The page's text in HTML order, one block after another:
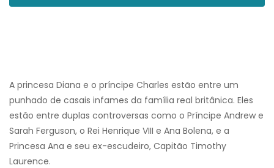
A princesa Diana e o príncipe Charles estão entre um
punhado de casais infames da família real britânica. Eles
estão entre duplas controversas como o Príncipe Andrew e
Sarah Ferguson, o Rei Henrique VIII e Ana Bolena, e a
Princesa Ana e seu ex-escudeiro, Capitão Timothy
Laurence.